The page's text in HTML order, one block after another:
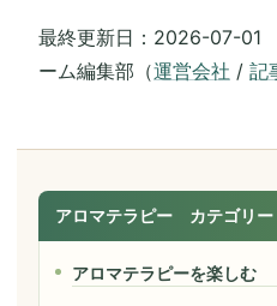
最終更新日：2026-07-01
ーム編集部（運営会社 / 記
アロマテラピー カテゴリー
アロマテラピーを楽しむ